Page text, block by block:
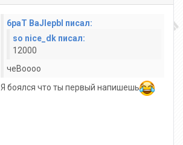
6paT BaJlepbl писал:
so nice_dk писал:
12000
чеВоооо
Я боялся что ты первый напишешь